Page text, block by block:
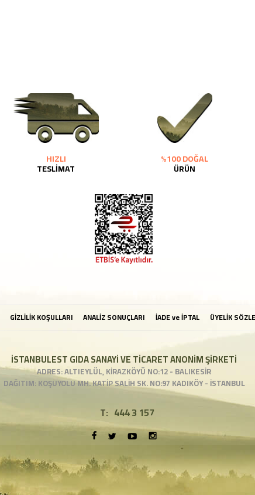
HIZLI
TESLİMAT
%100 DOĞAL
ÜRÜN
GİZLİLİK KOŞULLARI ANALİZ SONUÇLARI İADE ve İPTAL ÜYELİK
İSTANBULEST GIDA SANAYİ VE TİCARET ANONİM ŞİRKETİ
ADRES: ALTIEYLÜL, KİRAZKÖYÜ NO:12 - BALIKESİR
DAĞITIM: KOŞUYOLU MH. KATİP SALİH SK. NO:97 KADIKÖY - İSTANBUL
T: 444 3 157